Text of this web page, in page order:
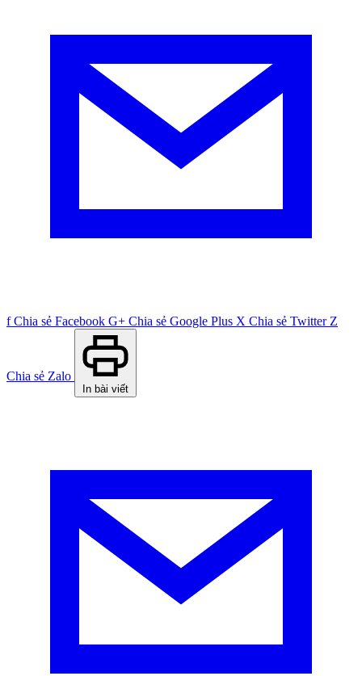
fChia sẻ Facebook G+ Chia sẻ Google Plus X Chia sẻ Twitter Z
Chia sẻ Zalo
In bài viết